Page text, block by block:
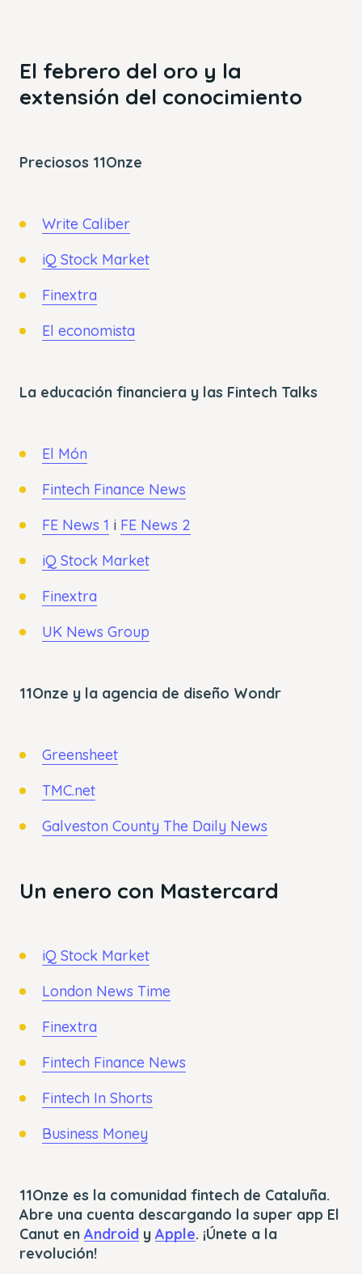
El febrero del oro y la
extensión del conocimiento
Preciosos 11Onze
Write Caliber
iQ Stock Market
Finextra
El economista
La educación financiera y las Fintech Talks
El Món
Fintech Finance News
FE News 1 i FE News 2
iQ Stock Market
Finextra
UK News Group
11Onze y la agencia de diseño Wondr
Greensheet
TMC.net
Galveston County The Daily News
Un enero con Mastercard
iQ Stock Market
London News Time
Finextra
Fintech Finance News
Fintech In Shorts
Business Money
11Onze es la comunidad fintech de Cataluña.
Abre una cuenta descargando la super app El
Canut en Android y Apple. ¡Únete a la
revolución!